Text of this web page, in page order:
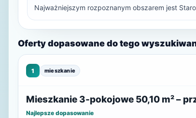
Najważniejszym rozpoznanym obszarem jest
Oferty dopasowane do tego
1 mieszkanie
Mieszkanie 3-pokojowe 50,10 m² –
Najlepsze dopasowanie